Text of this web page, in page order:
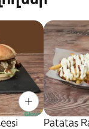
Patatas